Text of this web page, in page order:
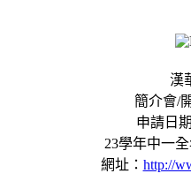
漢
簡介會/
申請日
23學年中一
網址： http://